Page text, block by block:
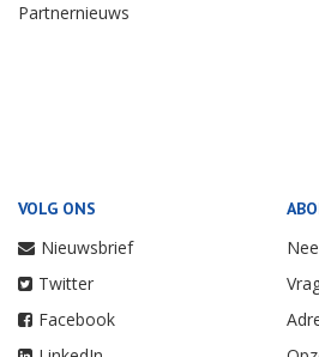
Partnernieuws
VOLG ONS
Nieuwsbrief
Twitter
Facebook